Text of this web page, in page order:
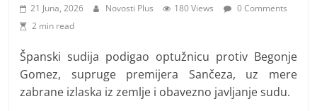
v
n
21 Juna, 2026 Novosti Plus 180 Views
0 Comments
2 min read
Španski sudija podigao optužnicu protiv Begonje
Gomez, supruge premijera Sančeza, uz mere
zabrane izlaska iz zemlje i obavezno javljanje sudu.